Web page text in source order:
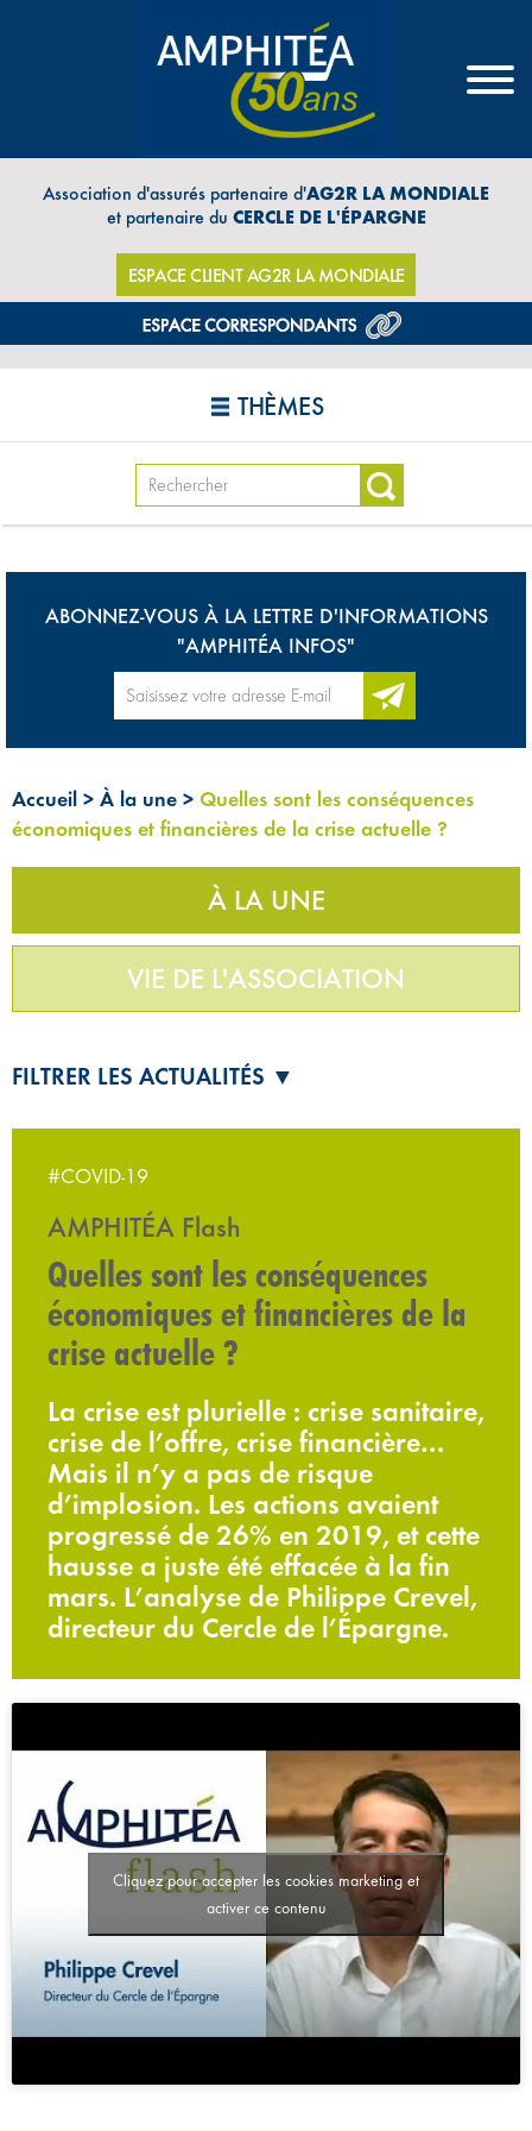
Association d'assurés partenaire d'AG2R LA MONDIALE
et partenaire du CERCLE DE L'ÉPARGNE
ESPACE CLIENT AG2R LA MONDIALE
THÈMES
ABONNEZ-VOUS À LA LETTRE D'INFORMATIONS
"AMPHITÉA INFOS"
Accueil > À la une > Quelles sont les conséquences
économiques et financières de la crise actuelle ?
À LA UNE
VIE DE L'ASSOCIATION
FILTRER LES ACTUALITÉS ▼
#COVID-19
AMPHITÉA Flash
Quelles sont les conséquences
économiques et financières de la
crise actuelle ?
La crise est plurielle : crise sanitaire,
crise de l’offre, crise financière…
Mais il n’y a pas de risque
d’implosion. Les actions avaient
progressé de 26% en 2019, et cette
hausse a juste été effacée à la fin
mars. L’analyse de Philippe Crevel,
directeur du Cercle de l’Épargne.
Cliquez pour accepter les cookies marketing et
activer ce contenu